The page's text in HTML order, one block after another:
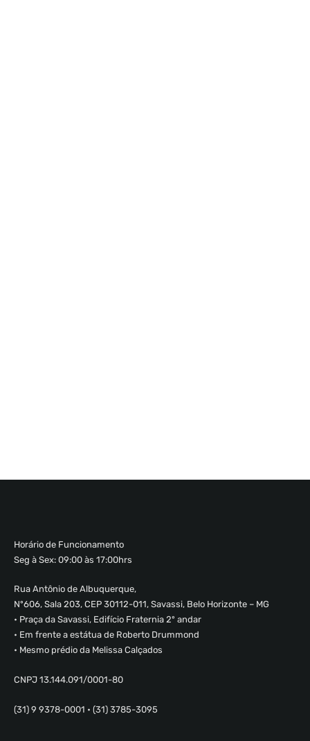
Horário de Funcionamento
Seg à Sex: 09:00 às 17:00hrs
Rua Antônio de Albuquerque,
Nº606, Sala 203, CEP 30112-011, Savassi, Belo Horizonte – MG
• Praça da Savassi, Edifício Fraternia 2º andar
• Em frente a estátua de Roberto Drummond
• Mesmo prédio da Melissa Calçados
CNPJ 13.144.091/0001-80
(31) 9 9378-0001 • (31) 3785-3095